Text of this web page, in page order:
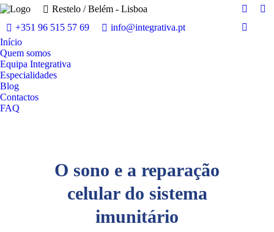
Restelo / Belém - Lisboa
+351 96 515 57 69
info@integrativa.pt
A
página
A
A
Início
Quem somos
Equipa Integrativa
Especialidades
Blog
Contactos
FAQ
O sono e a reparação
celular do sistema
imunitário